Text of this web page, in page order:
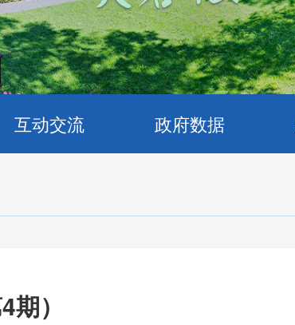
互动交流 政府数据
）